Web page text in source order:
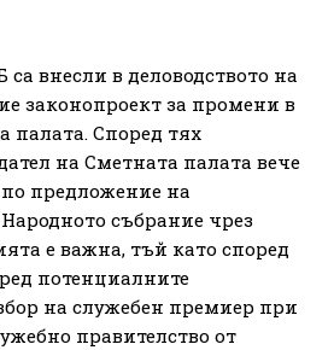
внесли в деловодството на
законопроект за промени в
палата. Според тях
на Сметната палата вече
предложение на
събрание чрез
е важна, тъй като според
потенциалните
на служебен премиер при
правителство от